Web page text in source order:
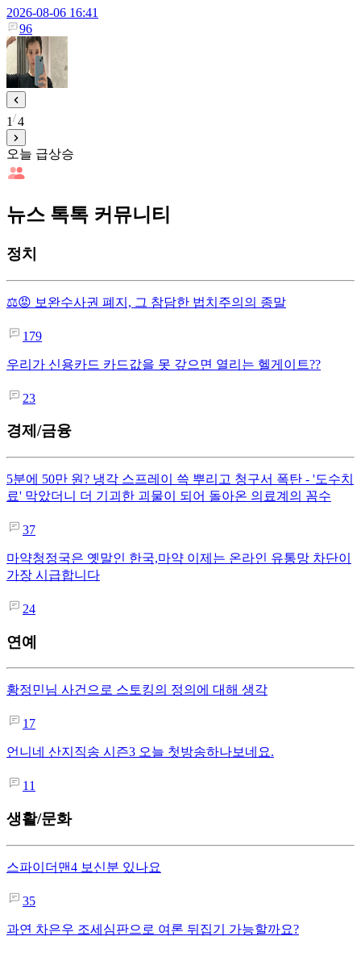
2026-08-06 16:41
96
1 4
오늘 급상승
뉴스 톡톡 커뮤니티
정치
⚖️😡 보완수사권 폐지, 그 참담한 법치주의의 종말
179
우리가 신용카드 카드값을 못 갚으면 열리는 헬게이트??
23
경제/금융
5분에 50만 원? 냉각 스프레이 쓱 뿌리고 청구서 폭탄 - '도수치
료' 막았더니 더 기괴한 괴물이 되어 돌아온 의료계의 꼼수
37
마약청정국은 옛말인 한국,마약 이제는 온라인 유통망 차단이
가장 시급합니다
24
연예
황정민님 사건으로 스토킹의 정의에 대해 생각
17
언니네 산지직송 시즌3 오늘 첫방송하나보네요.
11
생활/문화
스파이더맨4 보신분 있나요
35
과연 차은우 조세심판으로 여론 뒤집기 가능할까요?